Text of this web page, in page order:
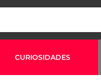
CURIOSIDADES